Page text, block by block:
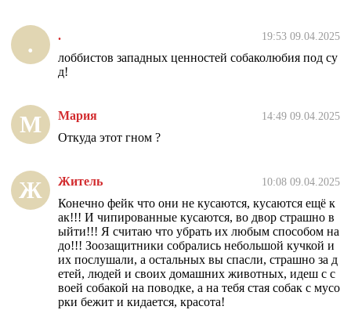
. . 19:53 09.04.2025
лоббистов западных ценностей собаколюбия под су
д!
М Мария 14:49 09.04.2025
Откуда этот гном ?
Ж Житель 10:08 09.04.2025
Конечно фейк что они не кусаются, кусаются ещё к
ак!!! И чипированные кусаются, во двор страшно в
ыйти!!! Я считаю что убрать их любым способом на
до!!! Зоозащитники собрались небольшой кучкой и
их послушали, а остальных вы спасли, страшно за д
етей, людей и своих домашних животных, идеш с с
воей собакой на поводке, а на тебя стая собак с мусо
рки бежит и кидается, красота!